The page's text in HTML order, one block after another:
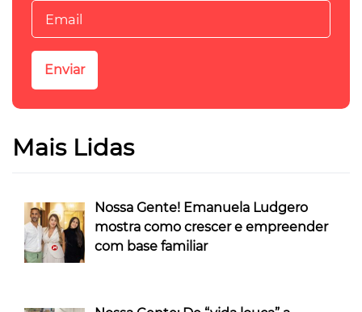
Mais Lidas
Nossa Gente! Emanuela Ludgero
mostra como crescer e empreender
com base familiar